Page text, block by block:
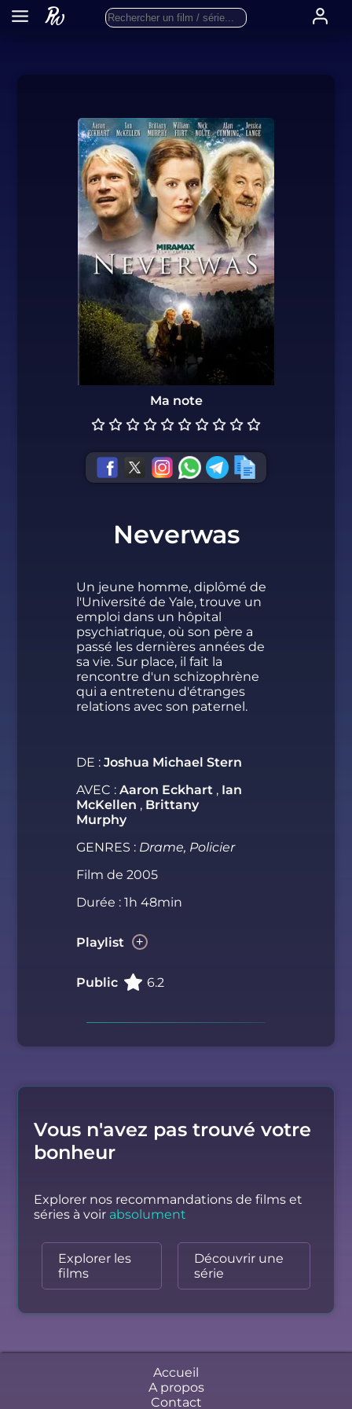
Ma note
Neverwas
Un jeune homme, diplômé de
l'Université de Yale, trouve un
emploi dans un hôpital
psychiatrique, où son père a
passé les dernières années de
sa vie. Sur place, il fait la
rencontre d'un schizophrène
qui a entretenu d'étranges
relations avec son paternel.
DE : Joshua Michael Stern
AVEC : Aaron Eckhart , Ian
McKellen , Brittany
Murphy
GENRES : Drame, Policier
Film de 2005
Durée : 1h 48min
Playlist
Public 6.2
Vous n'avez pas trouvé votre
bonheur
Explorer nos recommandations de films et
séries à voir absolument
Explorer les
films
Découvrir une
série
Accueil
A propos
Contact